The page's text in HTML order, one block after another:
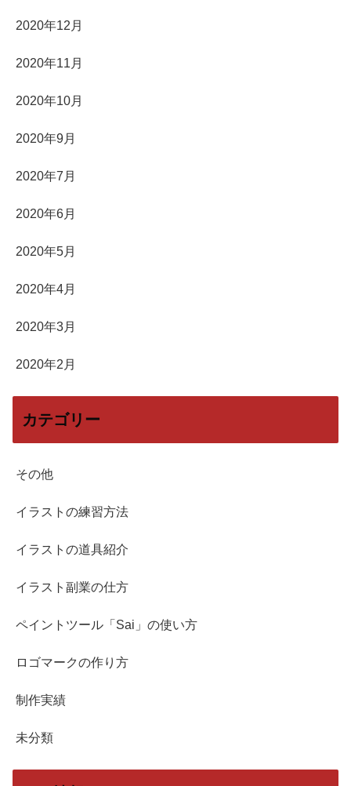
2020年12月
2020年11月
2020年10月
2020年9月
2020年7月
2020年6月
2020年5月
2020年4月
2020年3月
2020年2月
カテゴリー
その他
イラストの練習方法
イラストの道具紹介
イラスト副業の仕方
ペイントツール「Sai」の使い方
ロゴマークの作り方
制作実績
未分類